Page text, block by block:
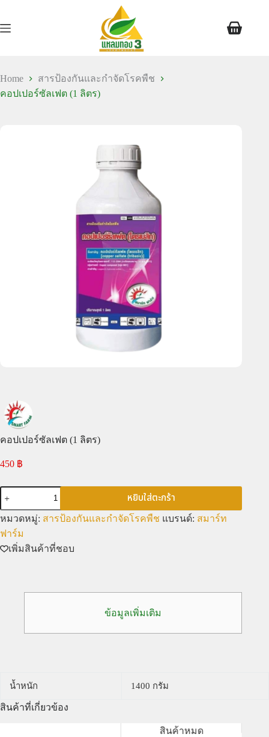
Home
สารป้องกันและกำจัดโรคพืช
คอปเปอร์ซัลเฟต (1 ลิตร)
คอปเปอร์ซัลเฟต (1 ลิตร)
450 ฿
หยิบใส่ตะกร้า
หมวดหมู่: สารป้องกันและกำจัดโรคพืช แบรนด์: สมาร์ท
ฟาร์ม
เพิ่มสินค้าที่ชอบ
ข้อมูลเพิ่มเติม
น้ำหนัก 1400 กรัม
สินค้าที่เกี่ยวข้อง
สินค้าหมด